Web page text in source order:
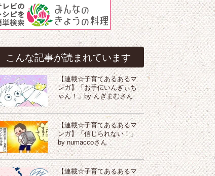
こんな記事が読まれています
【連載☆子育てあるあるマ
ンガ】「お手伝いんぎぃち
ゃん！」by んぎまむさん
【連載☆子育てあるあるマ
ンガ】「信じられない！」
by numaccoさん
【連載☆子育てあるあるマ